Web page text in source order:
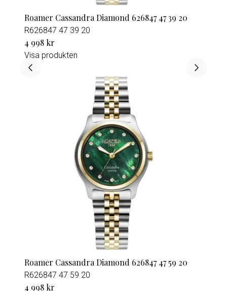
Roamer Cassandra Diamond 626847 47 39 20
R626847 47 39 20
4 998 kr
Visa produkten
Roamer Cassandra Diamond 626847 47 59 20
R626847 47 59 20
4 998 kr